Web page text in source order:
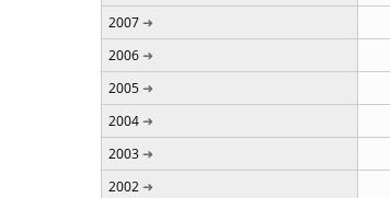
2007
2006
2005
2004
2003
2002